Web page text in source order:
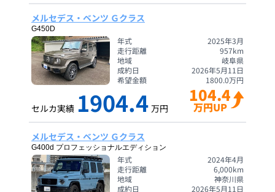
メルセデス・ベンツ Ｇクラス
G450D
年式
2025年3月
走行距離
957km
地域
岐阜県
成約日
2026年5月11日
希望金額
1800.0万円
セルカ実績 1904.4 万円
104.4
万円UP
メルセデス・ベンツ Ｇクラス
G400d プロフェッショナルエディション
年式
2024年4月
走行距離
6,000km
地域
神奈川県
成約日
2026年5月11日